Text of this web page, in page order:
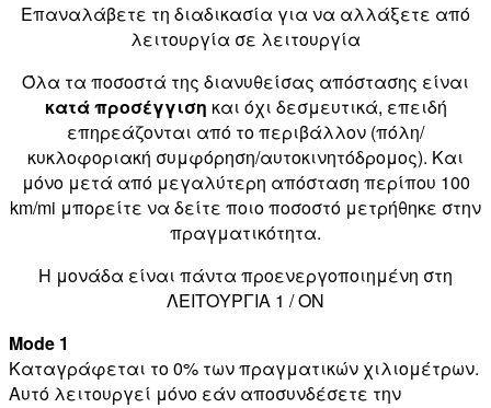
Επαναλάβετε τη διαδικασία για να αλλάξετε από
λειτουργία σε λειτουργία
Όλα τα ποσοστά της διανυθείσας απόστασης είναι
κατά προσέγγιση και όχι δεσμευτικά, επειδή
επηρεάζονται από το περιβάλλον (πόλη/
κυκλοφοριακή συμφόρηση/αυτοκινητόδρομος). Και
μόνο μετά από μεγαλύτερη απόσταση περίπου 100
km/mi μπορείτε να δείτε ποιο ποσοστό μετρήθηκε στην
πραγματικότητα.
Η μονάδα είναι πάντα προενεργοποιημένη στη
ΛΕΙΤΟΥΡΓΙΑ 1 / ON
Mode 1
Καταγράφεται το 0% των πραγματικών χιλιομέτρων.
Αυτό λειτουργεί μόνο εάν αποσυνδέσετε την